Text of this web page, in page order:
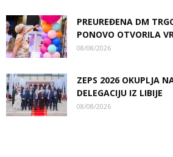
PREUREĐENA DM
PONOVO OTVORILA
08/08/2026
ZEPS 2026 OKUPLJA
DELEGACIJU IZ LIBIJE
08/08/2026